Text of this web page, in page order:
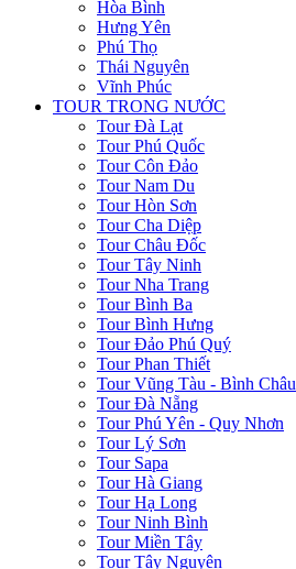
Hòa Bình
Hưng Yên
Phú Thọ
Thái Nguyên
Vĩnh Phúc
TOUR TRONG NƯỚC
Tour Đà Lạt
Tour Phú Quốc
Tour Côn Đảo
Tour Nam Du
Tour Hòn Sơn
Tour Cha Diệp
Tour Châu Đốc
Tour Tây Ninh
Tour Nha Trang
Tour Bình Ba
Tour Bình Hưng
Tour Đảo Phú Quý
Tour Phan Thiết
Tour Vũng Tàu - Bình Châu
Tour Đà Nẵng
Tour Phú Yên - Quy Nhơn
Tour Lý Sơn
Tour Sapa
Tour Hà Giang
Tour Hạ Long
Tour Ninh Bình
Tour Miền Tây
Tour Tây Nguyên